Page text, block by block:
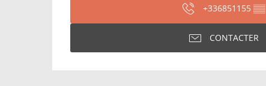
+336851155 ▒▒
CONTACTER